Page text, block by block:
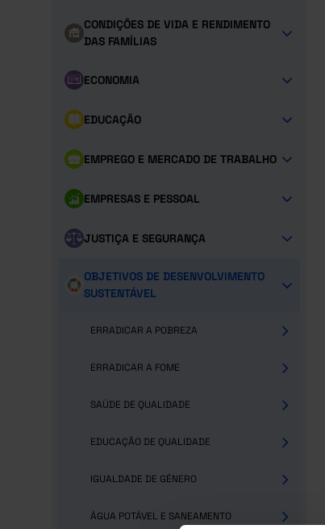
CONDIÇÕES DE VIDA E RENDIMENTO
DAS FAMÍLIAS
ECONOMIA
EDUCAÇÃO
EMPREGO E MERCADO DE TRABALHO
EMPRESAS E PESSOAL
JUSTIÇA E SEGURANÇA
OBJETIVOS DE DESENVOLVIMENTO
SUSTENTÁVEL
ERRADICAR A POBREZA
ERRADICAR A FOME
SAÚDE DE QUALIDADE
EDUCAÇÃO DE QUALIDADE
IGUALDADE DE GÉNERO
ÁGUA POTÁVEL E SANEAMENTO